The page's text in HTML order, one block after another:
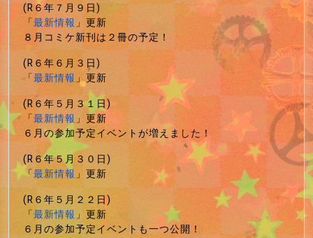
(R６年７月９日)
「最新情報」更新
８月コミケ新刊は２冊の予定！
(R６年６月３日)
「最新情報」更新
(R６年５月３１日)
「最新情報」更新
６月の参加予定イベントが増えました！
(R６年５月３０日)
「最新情報」更新
(R６年５月２２日)
「最新情報」更新
６月の参加予定イベントも一つ公開！